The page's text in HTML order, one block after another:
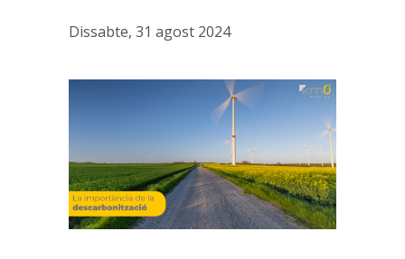
Dissabte, 31 agost 2024